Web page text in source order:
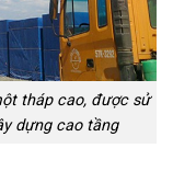
tháp cao, được sử
dựng cao tầng